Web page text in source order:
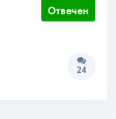
Отвечен
24